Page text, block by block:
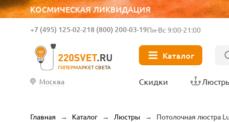
КОСМИЧЕСКАЯ ЛИКВИДАЦИЯ
ГИПЕРМАРКЕТ СВЕТА
+7 (495) 125-02-218 (800) 200-03-19Пн-Вс 9:00-21:00
Каталог
Москва Скидки
Главная → Каталог → Люстры → Потолочная люстра